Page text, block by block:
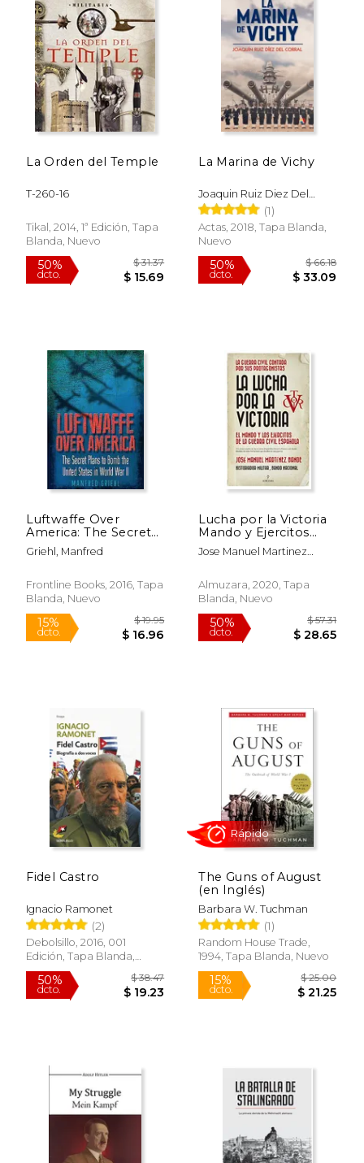
50%
dcto.
$ 59.78
$ 29.89
50%
dcto.
La Orden del Temple
T-260-16
Tikal, 2014, 1ª Edición, Tapa
Blanda, Nuevo
50%
La Marina de Vichy
Joaquin Ruiz Diez Del
Corral
(1)
Actas, 2018, Tapa Blanda,
Nuevo
50%
Luftwaffe Over
America: The Secret
Plans to Bomb the
United States in
Inglés)
Griehl, Manfred
Frontline Books, 2016, Tapa
Blanda, Nuevo
15%
Lucha por la Victoria
Mando y Ejercitos
Guerra Civil Españo
Jose Manuel Martinez
Almuzara, 2020, Tapa
Blanda, Nuevo
50%
dcto.
Fidel Castro
Ignacio Ramonet
(2)
Debolsillo, 2016, 001
Edición, Tapa Blanda,
Nuevo
The Guns of August
(en Inglés)
Barbara W. Tuchman
(1)
Random House Trade,
1994, Tapa Blanda, Nuevo